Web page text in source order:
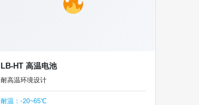
LB-HT 高温电池
耐高温环境设计
耐温：-20~65℃